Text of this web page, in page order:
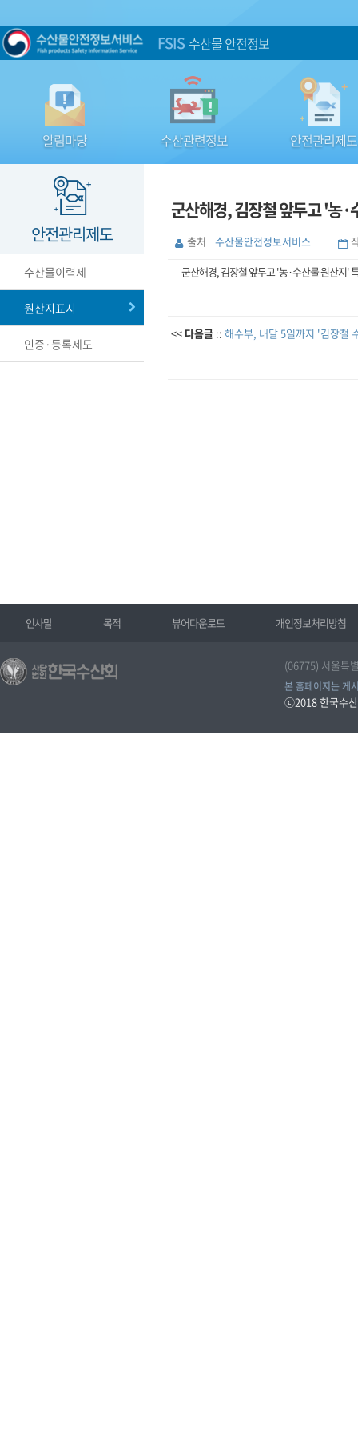
FSIS 수산물 안전정보
알림마당 수산관련정보 안전관리제도
안전관리제도
수산물이력제
원산지표시
인증·등록제도
군산해경, 김장철 앞두고 '농
출처 수산물안전정보서비스
군산해경, 김장철 앞두고 '농·수산물 원산지'
<< 다음글 :: 해수부, 내달 5일까지 '김장철
인사말 목적 뷰어다운로드 개인정보처리방침
(06775) 서울특
본 홈페이지는 게
ⓒ2018한국수